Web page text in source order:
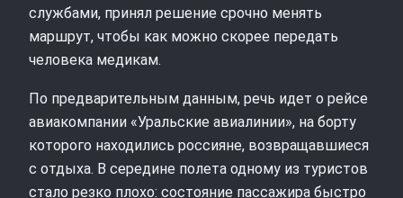
службами, принял решение срочно менять
маршрут, чтобы как можно скорее передать
человека медикам.
По предварительным данным, речь идет о рейсе
авиакомпании «Уральские авиалинии», на борту
которого находились россияне, возвращавшиеся
с отдыха. В середине полета одному из туристов
стало резко плохо: состояние пассажира быстро